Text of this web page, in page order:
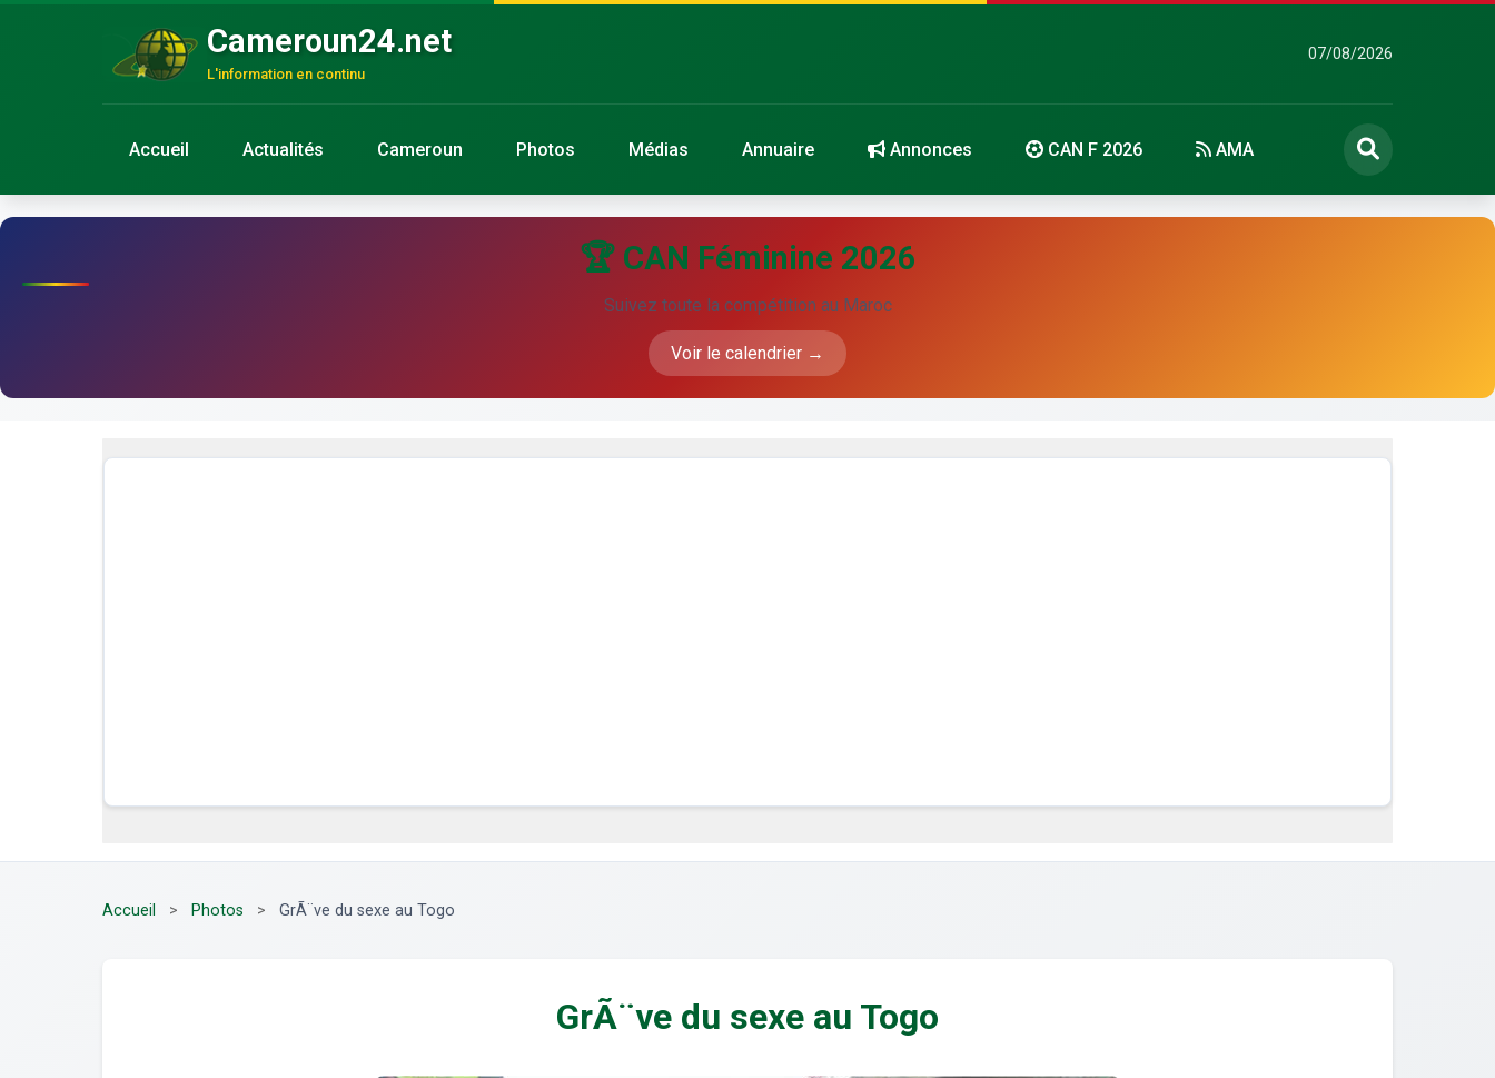
Cameroun24.net
L'information en continu
07/08/2026
Accueil Actualités Cameroun Photos Médias Annuaire Annonces CAN F 2026 AMA
🏆 CAN Féminine 2026
Suivez toute la compétition au Maroc
Voir le calendrier →
Accueil > Photos > GrÃ¨ve du sexe au Togo
GrÃ¨ve du sexe au Togo